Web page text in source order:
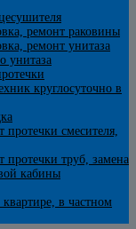
ремонт раковины
ремонт унитаза
унитаза
круглосуточно в
протечки смесителя,
протечки труб, замена
кабины
в частном